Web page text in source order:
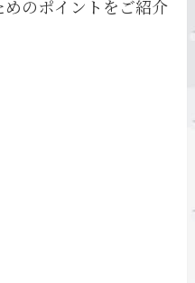
のポイントをご紹介